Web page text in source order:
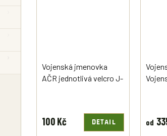
Vojenská jmenovka
AČR jednotlivá velcro J-
100 Kč DETAIL od